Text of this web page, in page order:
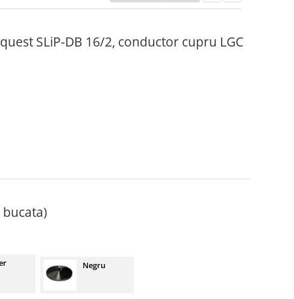
SLiP-DB 16/2, conductor cupru LGC
Negru